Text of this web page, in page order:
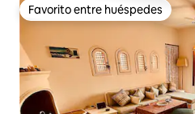
Favorito entre huéspedes
Favorito entre huéspedes